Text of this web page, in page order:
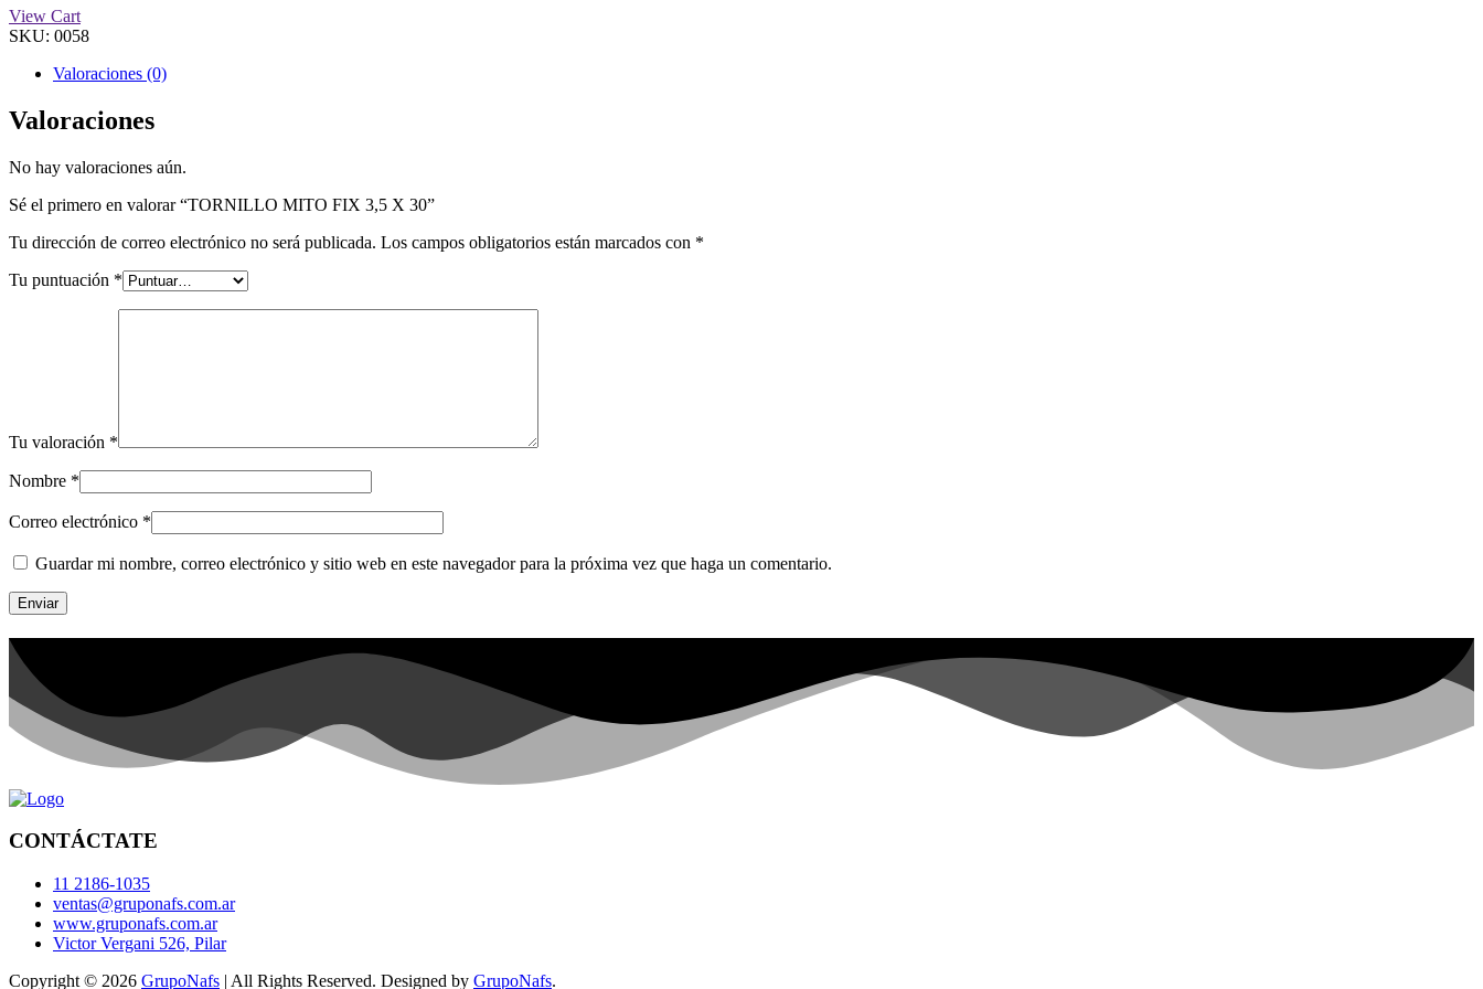
View Cart
SKU: 0058
Valoraciones (0)
Valoraciones
No hay valoraciones aún.
Sé el primero en valorar “TORNILLO MITO FIX 3,5 X 30”
Tu dirección de correo electrónico no será publicada. Los campos obligatorios están marcados con *
Tu puntuación *
Tu valoración *
Nombre *
Correo electrónico *
Guardar mi nombre, correo electrónico y sitio web en este navegador para la próxima vez que haga un comentario.
CONTÁCTATE
11 2186-1035
ventas@gruponafs.com.ar
www.gruponafs.com.ar
Victor Vergani 526, Pilar
Copyright © 2026 GrupoNafs | All Rights Reserved. Designed by GrupoNafs.